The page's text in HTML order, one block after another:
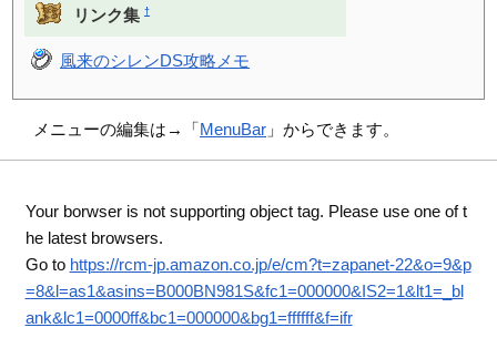
リンク集 †
風来のシレンDS攻略メモ
メニューの編集は→「 MenuBar 」からできます。
Your borwser is not supporting object tag. Please use one of t
he latest browsers.
Go to https://rcm-jp.amazon.co.jp/e/cm?t=zapanet-22&o=9&p
=8&l=as1&asins=B000BN981S&fc1=000000&IS2=1&lt1=_bl
ank&lc1=0000ff&bc1=000000&bg1=ffffff&f=ifr